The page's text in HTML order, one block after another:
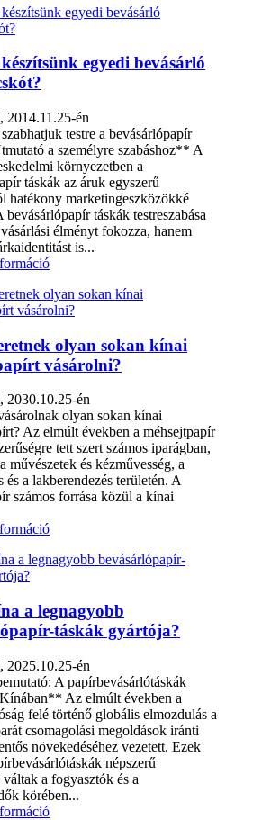
egyedi bevásárló
2014.11.25-én
testre a bevásárlópapír
a személyre szabáshoz** A
környezetben a
táskák az áruk egyszerű
hatékony marketingeszközökké
táskák testreszabása
élményt fokozza, hanem
is...
olyan sokan kínai
vásárolni?
2030.10.25-én
olyan sokan kínai
Az elmúlt években a méhsejtpapír
tett szert számos iparágban,
művészetek és kézművesség, a
és a lakberendezés területén. A
számos forrása közül a kínai
a legnagyobb
táskák gyártója?
2025.10.25-én
A papírbevásárlótáskák
Az elmúlt években a
felé történő globális elmozdulás a
csomagolási megoldások iránti
növekedéséhez vezetett. Ezek
népszerű
váltak a fogyasztók és a
körében...